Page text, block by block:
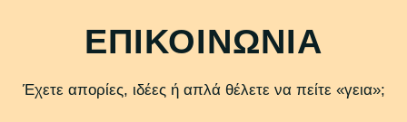
ΕΠΙΚΟΙΝΩΝΙΑ
Έχετε απορίες, ιδέες ή απλά θέλετε να πείτε «γεια»;